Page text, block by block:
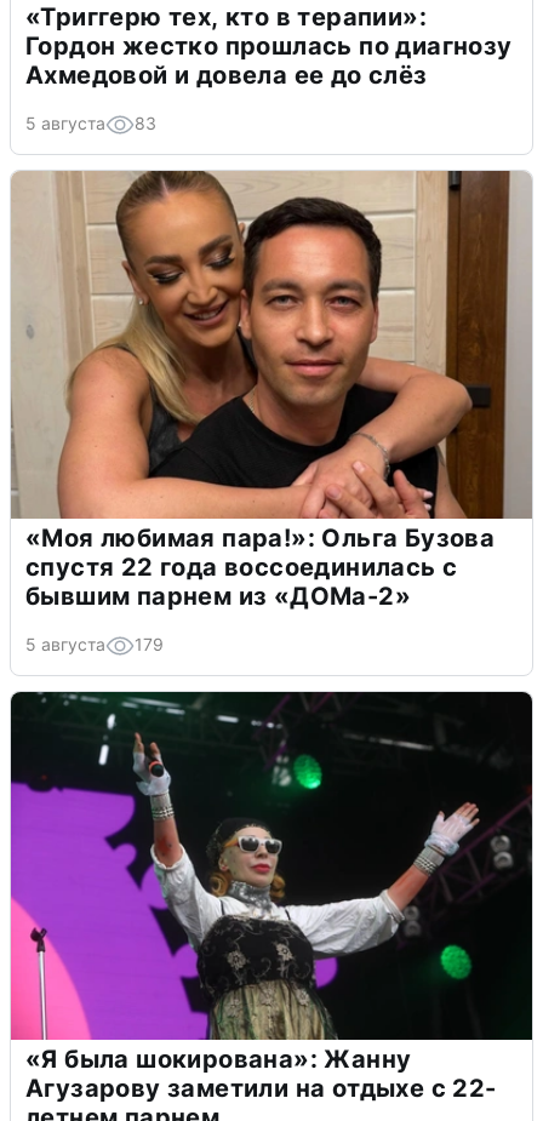
«Триггерю тех, кто в терапии»:
Гордон жестко прошлась по диагнозу
Ахмедовой и довела ее до слёз
5 августа 83
«Моя любимая пара!»: Ольга Бузова
спустя 22 года воссоединилась с
бывшим парнем из «ДОМа-2»
5 августа 179
«Я была шокирована»: Жанну
Агузарову заметили на отдыхе с 22-